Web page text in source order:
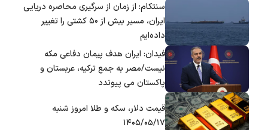
سنتکام: از زمان از سرگیری محاصره دریایی
ایران، مسیر بیش از ۵۰ کشتی را تغییر
داده‌ایم
فیدان: ایران هدف پیمان دفاعی مکه
نیست/مصر به جمع ترکیه، عربستان و
پاکستان می پیوندد
قیمت دلار، سکه و طلا امروز شنبه
۱۴۰۵/۰۵/۱۷